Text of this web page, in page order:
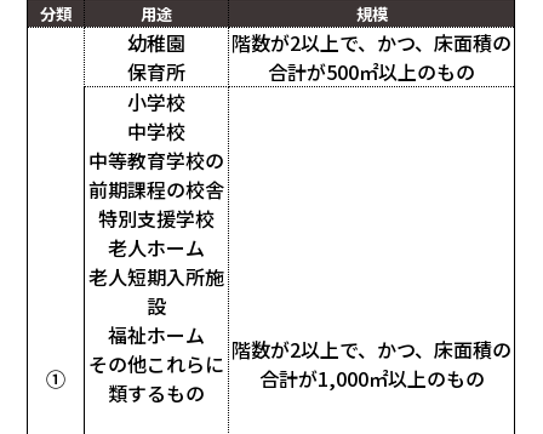
分類 用途 規模
①
幼稚園
保育所
階数が2以上で、かつ、床面積の
合計が500㎡以上のもの
小学校
中学校
中等教育学校の
前期課程の校舎
特別支援学校
老人ホーム
老人短期入所施
設
福祉ホーム
その他これらに
類するもの
階数が2以上で、かつ、床面積の
合計が1,000㎡以上のもの